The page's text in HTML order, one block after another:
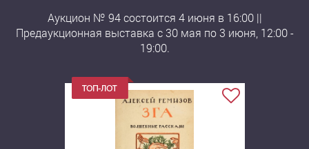
Аукцион № 94 состоится 4 июня в 16:00 ||
Предаукционная выставка с 30 мая по 3 июня, 12:00 -
19:00.